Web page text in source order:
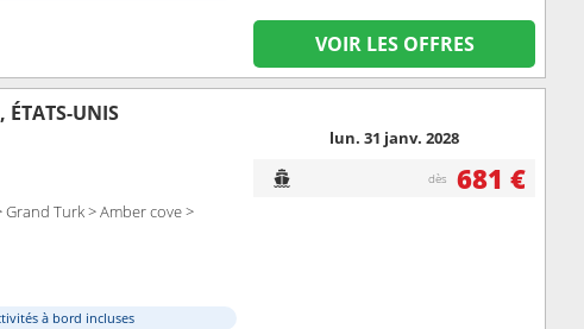
VOIR LES OFFRES
ÉTATS-UNIS
Turk > Amber cove >
à bord incluses
lun. 31 janv. 2028
dès 681 €